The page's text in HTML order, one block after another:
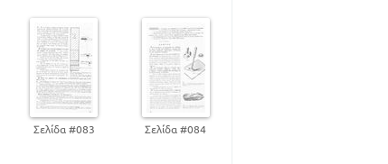
Σελίδα #083 Σελίδα #084